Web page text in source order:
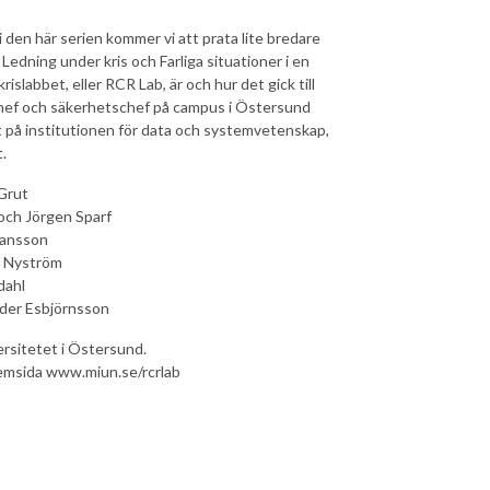
här serien kommer vi att prata lite bredare
under kris och Farliga situationer i en
eller RCR Lab, är och hur det gick till
och säkerhetschef på campus i Östersund
institutionen för data och systemvetenskap,
Jörgen Sparf
Esbjörnsson
i Östersund.
www.miun.se/rcrlab